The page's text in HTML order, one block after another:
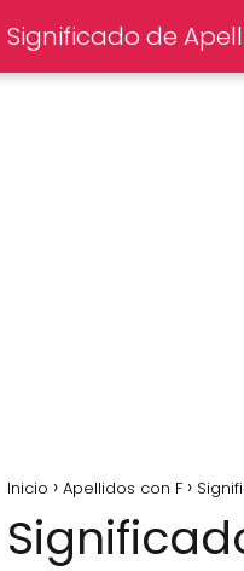
Significado de
Inicio Apellidos con F